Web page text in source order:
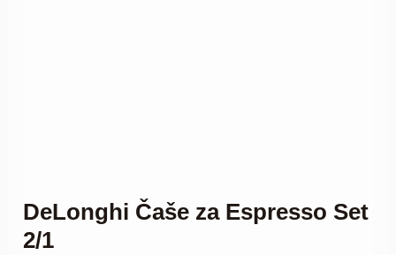
DeLonghi Čaše za Espresso Set
2/1